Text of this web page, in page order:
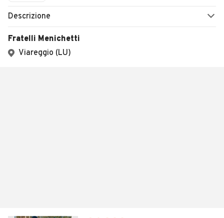
Descrizione
Fratelli Menichetti
Viareggio (LU)